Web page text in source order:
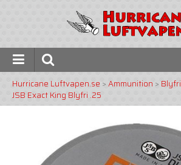
Hurricane Luftvapen.se >Ammunition > Blyfri
JSB Exact King Blyfri .25